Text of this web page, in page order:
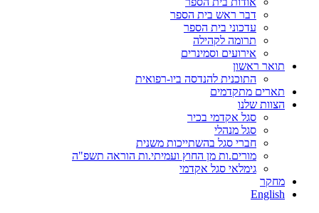
דבר ראש בית הספר
עדכוני בית הספר
תרומה לקהילה
אירועים וסמינרים
תואר ראשון
התוכנית להנדסה ביו-רפואית
תארים מתקדמים
הצוות שלנו
סגל אקדמי בכיר
סגל מנהלי
חברי סגל בהשתייכות משנית
מורים.ות מן החוץ ועמיתי.ות הוראה תשפ"ה
גימלאי סגל אקדמי
מחקר
English